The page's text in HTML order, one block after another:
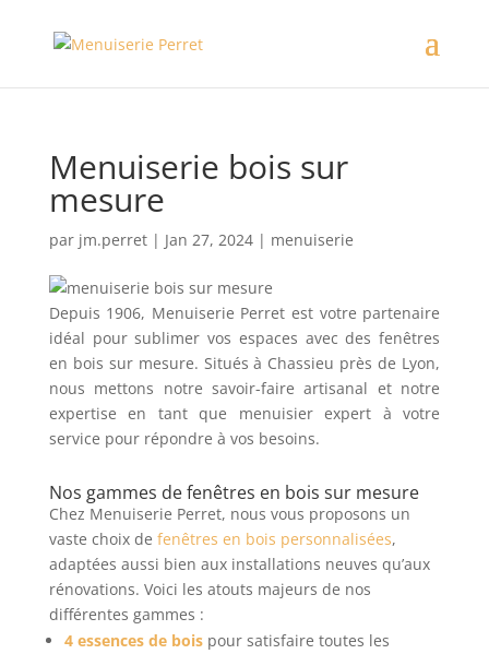
Menuiserie bois sur
mesure
par jm.perret| Jan 27, 2024| menuiserie
Depuis 1906, Menuiserie Perret est votre partenaire
idéal pour sublimer vos espaces avec des fenêtres
en bois sur mesure. Situés à Chassieu près de Lyon,
nous mettons notre savoir-faire artisanal et notre
expertise en tant que menuisier expert à votre
service pour répondre à vos besoins.
Nos gammes de fenêtres en bois sur mesure
Chez Menuiserie Perret, nous vous proposons un
vaste choix de fenêtres en bois personnalisées,
adaptées aussi bien aux installations neuves qu’aux
rénovations. Voici les atouts majeurs de nos
différentes gammes :
4 essences de bois pour satisfaire toutes les